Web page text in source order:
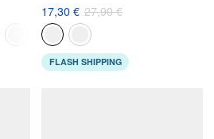
17,30 € 27,90 €
FLASH SHIPPING